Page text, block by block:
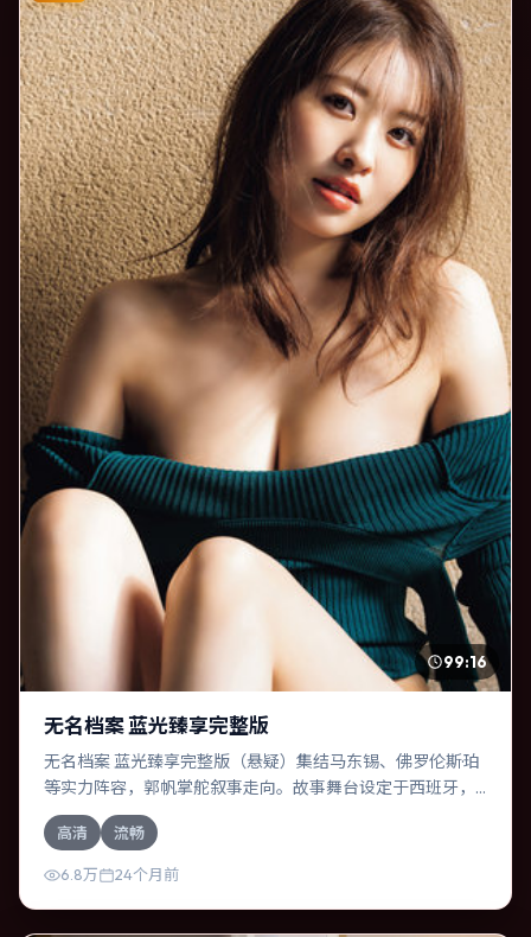
99:16
无名档案 蓝光臻享完整版
无名档案 蓝光臻享完整版（悬疑）集结马东锡、佛罗伦斯·珀
等实力阵容，郭帆掌舵叙事走向。故事舞台设定于西班牙，
围绕一次意外选择展开连锁反应；配乐与色彩高度服务于主
题，结尾留白耐人寻味。
高清 流畅
6.8万 24个月前